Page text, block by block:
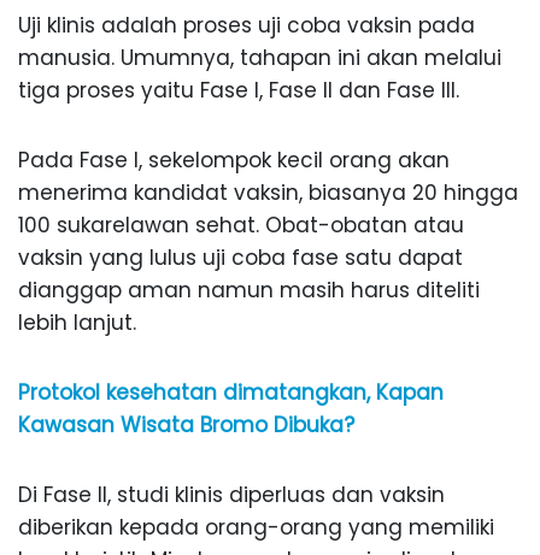
Uji klinis adalah proses uji coba vaksin pada
manusia. Umumnya, tahapan ini akan melalui
tiga proses yaitu Fase I, Fase II dan Fase III.
Pada Fase I, sekelompok kecil orang akan
menerima kandidat vaksin, biasanya 20 hingga
100 sukarelawan sehat. Obat-obatan atau
vaksin yang lulus uji coba fase satu dapat
dianggap aman namun masih harus diteliti
lebih lanjut.
Protokol kesehatan dimatangkan, Kapan
Kawasan Wisata Bromo Dibuka?
Di Fase II, studi klinis diperluas dan vaksin
diberikan kepada orang-orang yang memiliki